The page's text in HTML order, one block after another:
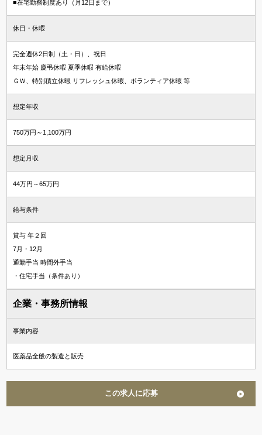
■在宅勤務制度あり（月12日まで）
休日・休暇
完全週休2日制（土・日）、祝日
年末年始 慶弔休暇 夏季休暇 有給休暇
ＧＷ、特別積立休暇 リフレッシュ休暇、ボランティア休暇 等
想定年収
750万円～1,100万円
想定月収
44万円～65万円
給与条件
賞与 年２回
7月・12月
通勤手当 時間外手当
・住宅手当（条件あり）
企業・事務所情報
事業内容
医薬品全般の製造と販売
この求人に応募